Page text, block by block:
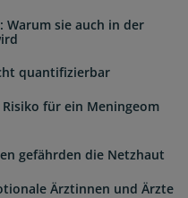
Warum sie auch in der
quantifizierbar
für ein Meningeom
gefährden die Netzhaut
Ärztinnen und Ärzte